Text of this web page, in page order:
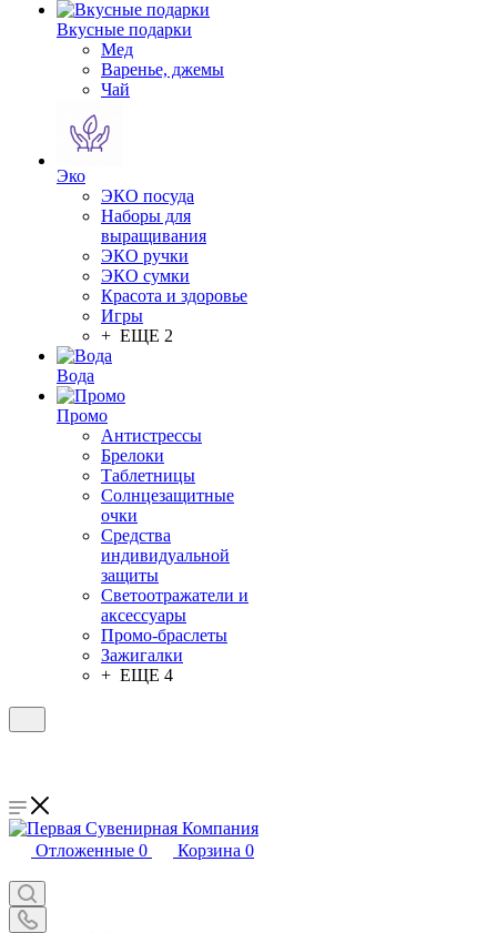
Вкусные подарки
Мед
Варенье, джемы
Чай
Эко
ЭКО посуда
Наборы для
выращивания
ЭКО ручки
ЭКО сумки
Красота и здоровье
Игры
+ ЕЩЕ 2
Вода
Промо
Антистрессы
Брелоки
Таблетницы
Солнцезащитные
очки
Средства
индивидуальной
защиты
Светоотражатели и
аксессуары
Промо-браслеты
Зажигалки
+ ЕЩЕ 4
Отложенные 0 Корзина 0